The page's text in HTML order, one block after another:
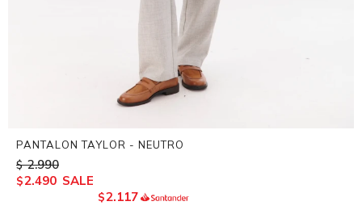
PANTALON TAYLOR - NEUTRO
$ 2.990
$2.490
$2.117